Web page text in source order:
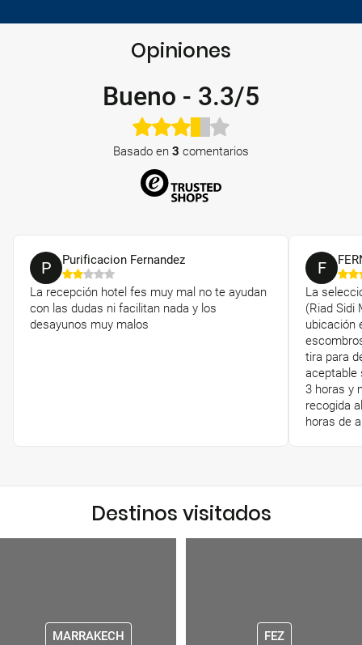
Opiniones
Bueno - 3.3/5
Basado en 3 comentarios
P Purificacion Fernandez
La recepción hotel fes muy mal no te ayudan
con las dudas ni facilitan nada y los
desayunos muy malos
F
La
(Riad Sidi
ubicación
tira para
aceptable
3 horas y
recogida
horas de
Destinos visitados
MARRAKECH FEZ